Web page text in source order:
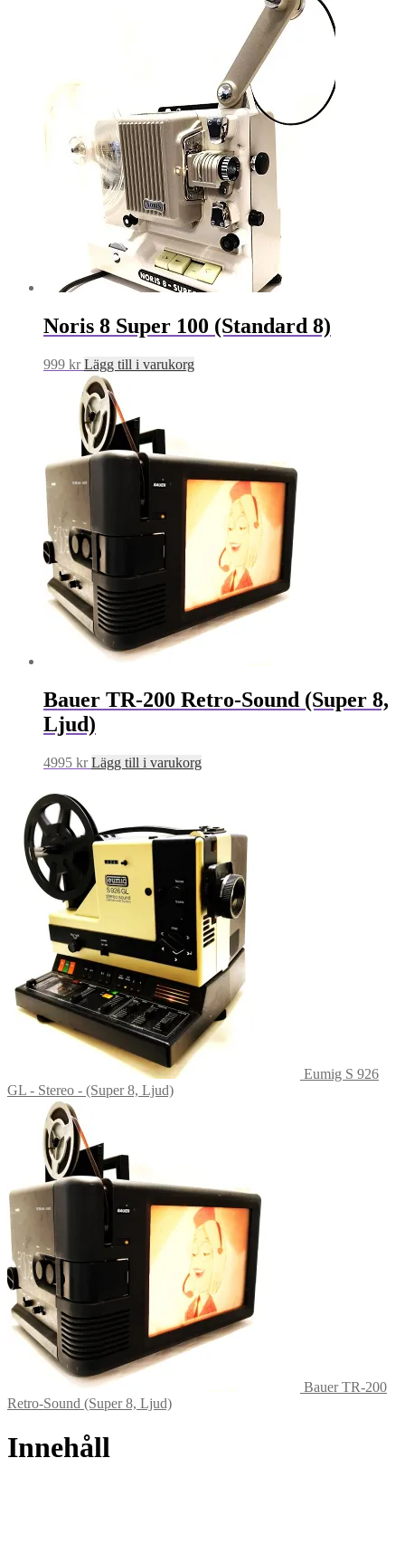
Noris 8 Super 100 (Standard 8)
999 kr Lägg till i varukorg
Bauer TR-200 Retro-Sound (Super 8,
Ljud)
4995 kr Lägg till i varukorg
Eumig S 926
GL - Stereo - (Super 8, Ljud)
Bauer TR-200
Retro-Sound (Super 8, Ljud)
Innehåll